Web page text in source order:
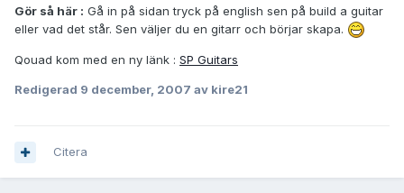
Gör så här : Gå in på sidan tryck på english sen på build a guitar
eller vad det står. Sen väljer du en gitarr och börjar skapa.
Qouad kom med en ny länk : SP Guitars
Redigerad 9 december, 2007 av kire21
Citera